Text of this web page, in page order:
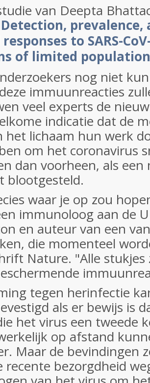
van Deepta
Detection,
to SARS-
of limited
nog niet
immuunreacties
veel experts de
indicatie dat de
het lichaam hun werk
om het coronavirus
dan voorheen, als
blootgesteld.
waar je op zou
immunoloog aan de
en auteur van een
die momenteel
Nature. "Alle stukjes
tegen herinfectie
als er bewijs is
het virus een tweede
op afstand
Maar de bevindingen
recente bezorgdheid